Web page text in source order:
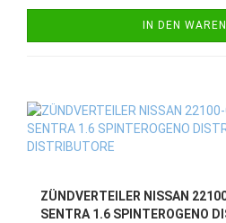
IN DEN
ZÜNDVERTEILER NISSAN
SENTRA 1.6 SPINTEROGENO